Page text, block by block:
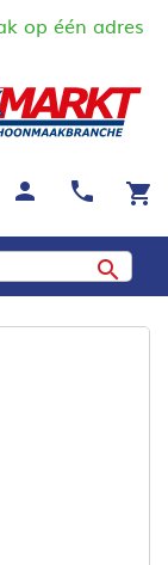
één adres
shopping_cart
call
person
